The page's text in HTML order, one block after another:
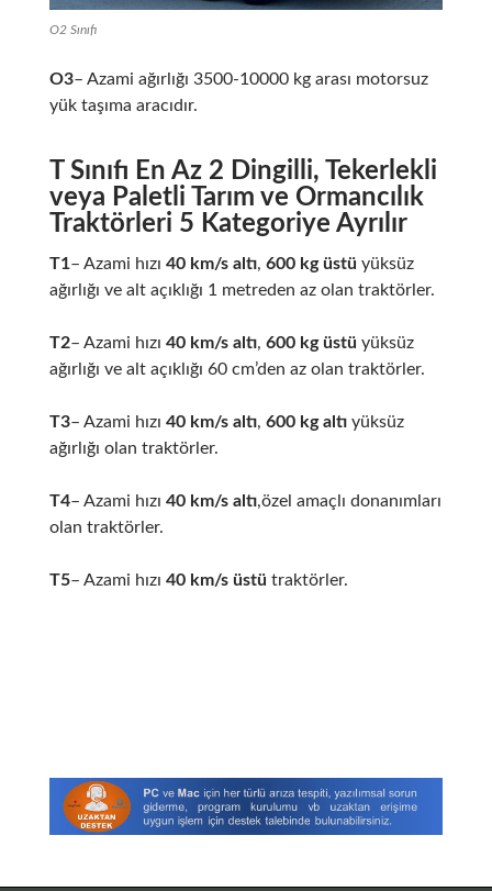
O2 Sınıfı
O3– Azami ağırlığı 3500-10000 kg arası motorsuz
yük taşıma aracıdır.
T Sınıfı En Az 2 Dingilli, Tekerlekli
veya Paletli Tarım ve Ormancılık
Traktörleri 5 Kategoriye Ayrılır
T1– Azami hızı 40 km/s altı, 600 kg üstü yüksüz
ağırlığı ve alt açıklığı 1 metreden az olan traktörler.
T2– Azami hızı 40 km/s altı, 600 kg üstü yüksüz
ağırlığı ve alt açıklığı 60 cm’den az olan traktörler.
T3– Azami hızı 40 km/s altı, 600 kg altıyüksüz
ağırlığı olan traktörler.
T4– Azami hızı 40 km/s altı,özel amaçlı donanımları
olan traktörler.
T5– Azami hızı 40 km/s üstü traktörler.